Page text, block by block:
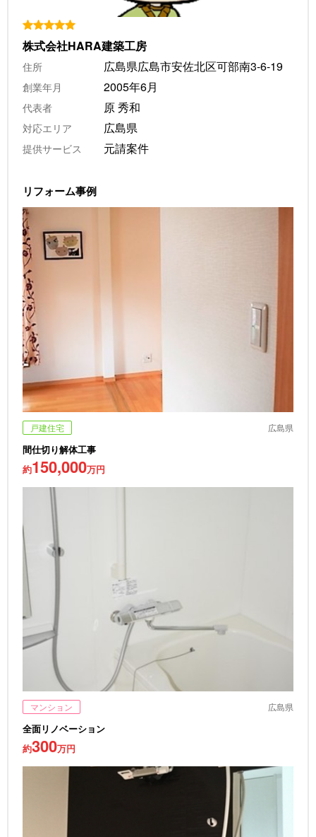
株式会社HARA建築工房
住所 広島県広島市安佐北区可部南3-6-19
創業年月 2005年6月
代表者 原 秀和
対応エリア 広島県
提供サービス 元請案件
リフォーム事例
戸建住宅 広島県
間仕切り解体工事
約150,000万円
マンション 広島県
全面リノベーション
約300万円